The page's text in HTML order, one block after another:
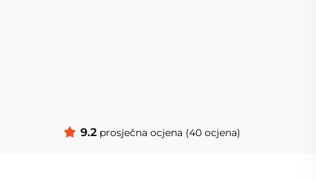
9.2 prosječna ocjena (40 ocjena)